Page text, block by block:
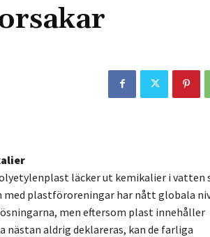
läcker ut kemikalier i vatten
med plastföroreningar har nått globala
men eftersom plast innehåller
nästan aldrig deklareras, kan de farliga